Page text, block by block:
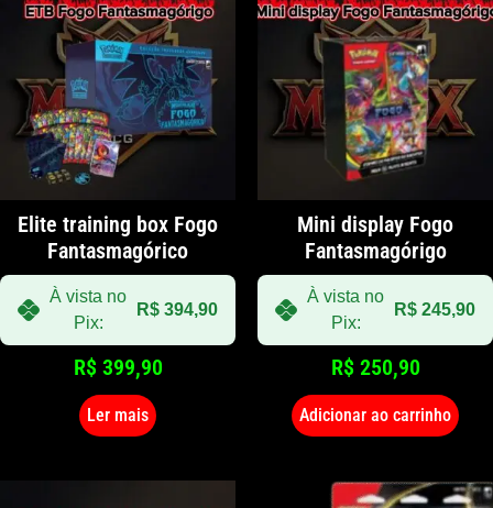
Elite training box Fogo
Fantasmagórico
À vista no
Pix:
R$ 394,90
R$ 399,90
Ler mais
Mini display Fogo
Fantasmagórigo
À vista no
Pix:
R$ 245,90
R$ 250,90
Adicionar ao carrinho